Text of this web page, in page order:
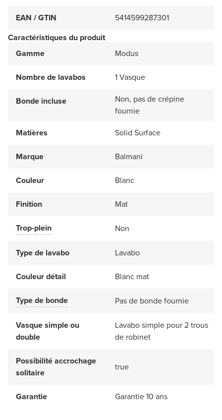
EAN / GTIN
5414599287301
Caractéristiques du produit
Gamme
Modus
Nombre de lavabos 1 Vasque
Bonde incluse
Non, pas de crépine
fournie
Matières
Solid Surface
Marque Balmani
Couleur Blanc
Finition Mat
Trop-plein Non
Type de lavabo Lavabo
Couleur détail Blanc mat
Type de bonde Pas de bonde fournie
Vasque simple ou
double
Lavabo simple pour 2 trous
de robinet
Possibilité accrochage
solitaire
true
Garantie Garantie 10 ans